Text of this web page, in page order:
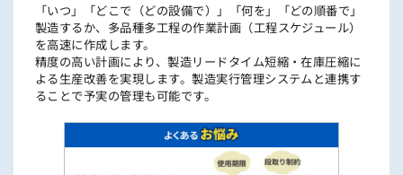
「いつ」「どこで（どの設備で）」「何を」「どの順番で」
製造するか、多品種多工程の作業計画（工程スケジュール）
を高速に作成します。
精度の高い計画により、製造リードタイム短縮・在庫圧縮に
よる生産改善を実現します。製造実行管理システムと連携す
ることで予実の管理も可能です。